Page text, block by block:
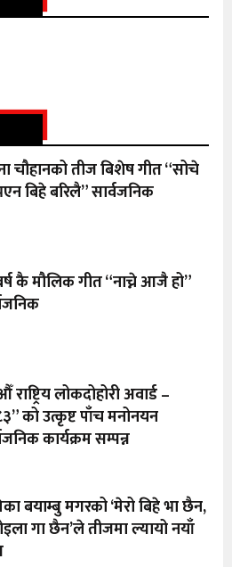
चौहानको तीज बिशेष गीत “सोचे
बिहे बरिलै” सार्वजनिक
कै मौलिक गीत “नाच्ने आजै हो”
राष्ट्रिय लोकदोहोरी अवार्ड –
को उत्कृष्ट पाँच मनोनयन
कार्यक्रम सम्पन्न
बयाम्बु मगरको ‘मेरो बिहे भा छैन,
गा छैन’ले तीजमा ल्यायो नयाँ